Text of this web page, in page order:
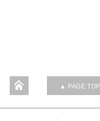
▲ PAGE TOP